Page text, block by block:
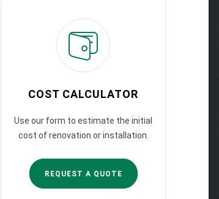
COST CALCULATOR
Use our form to estimate the initial
cost of renovation or installation.
REQUEST A QUOTE